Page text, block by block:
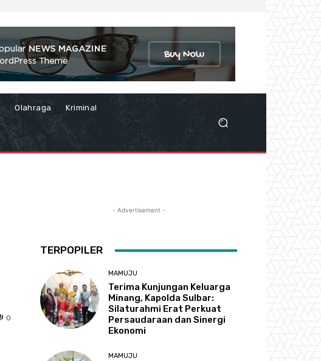
Olahraga Kriminal
0
- Advertisement -
TERPOPILER
MAMUJU
Terima Kunjungan Keluarga
Minang, Kapolda Sulbar:
Silaturahmi Erat Perkuat
Persaudaraan dan Sinergi
Ekonomi
MAMUJU